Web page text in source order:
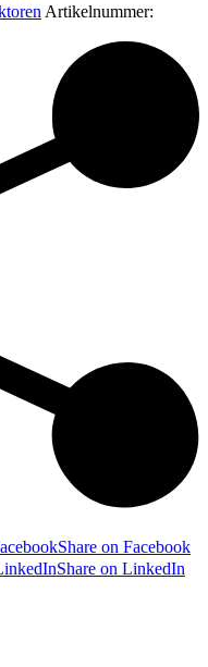
Artikelnummer:
Share on Facebook
Share on LinkedIn